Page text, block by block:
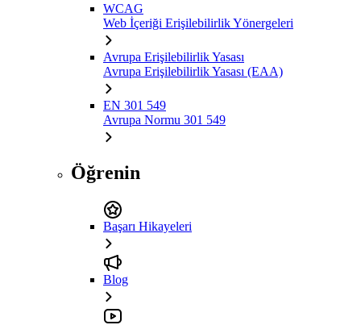
WCAG
Web İçeriği Erişilebilirlik Yönergeleri
Avrupa Erişilebilirlik Yasası
Avrupa Erişilebilirlik Yasası (EAA)
EN 301 549
Avrupa Normu 301 549
Öğrenin
Başarı Hikayeleri
Blog